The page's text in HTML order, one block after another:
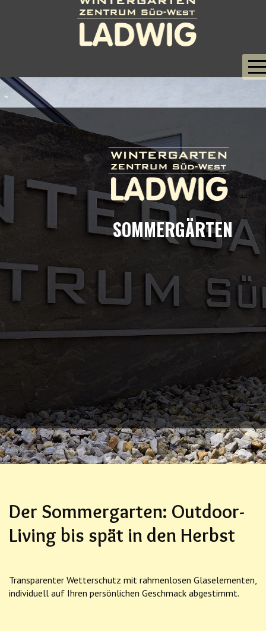
STARTSEITE
UNSERE LEITSÄTZE
WINTERGÄRTEN
SOMMERGÄRTEN
ÜBERDACHUNGEN
SOMMERGÄRTEN
Der Sommergarten: Outdoor-
Living bis spät in den Herbst
Transparenter Wetterschutz mit rahmenlosen Glaselementen,
individuell auf Ihren persönlichen Geschmack abgestimmt.